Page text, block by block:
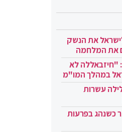
את הנשק
את המלחמה
"חיזבאללה לא
במהלך המו"מ
עשרות
15 נעצר כשנהג בפרעות